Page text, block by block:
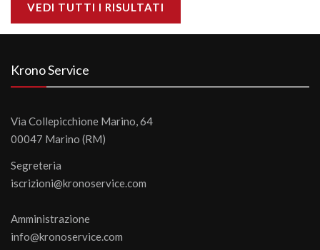
VEDI TUTTI I RISULTATI
Krono Service
Via Collepicchione Marino, 64
00047 Marino (RM)
Segreteria
iscrizioni@kronoservice.com
Amministrazione
info@kronoservice.com